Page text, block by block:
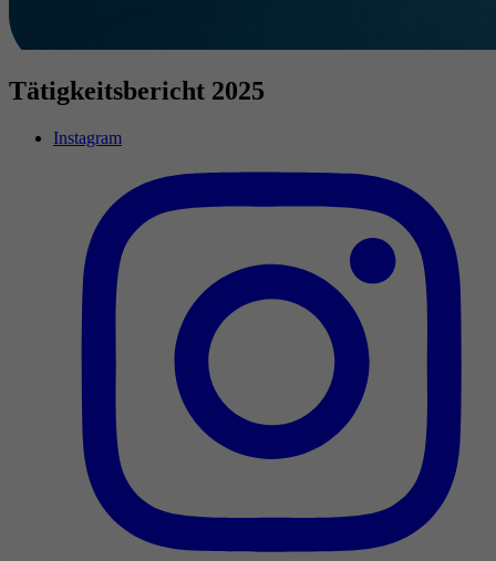
Tätigkeitsbericht 2025
Instagram